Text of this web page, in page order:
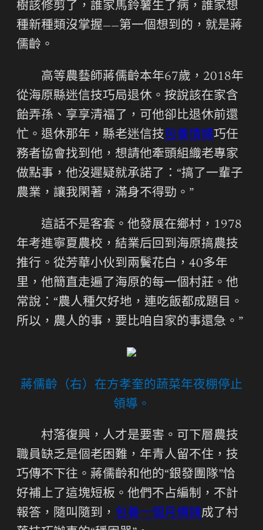
樹該修剪了，誰家馬鈴薯生了病，誰家想
種新種類沒掌握——第一個想到的，就是蔣
儒齡。
高等農藝師蔣儒齡本年67歲，2018年
從海原縣迷信技巧局退休。按說該在家含
飴弄孫、享享清福了，可他卻比退休前還
忙。退休那年，縣老迷信技包養情婦巧任
務者協會找到他，想請他牽頭組織老專家
做點事，他沒遲疑就承諾了：“搞了一輩子
農業，讓我閑著，滿身不得勁。”
這話不是客套。他發展在鄉村，1978
年考進寧夏農校，結業后回到海原搞農技
推行。從芳華小伙到兩鬢花白，40多年
里，他簡直走遍了海原的每一個村莊。他
常說：“農人種欠好地，連吃飯都成題目。
所以，農人的事，要比咱自家的事還急。”
蔣儒齡（右）在方孝奎的蔬菜年夜棚停止
領導。
村落復興，人才是要害。可下層農技
職員缺乏是個老困難，年青人留不住，技
巧傳不下往。蔣儒齡和他的“銀發團隊”恰
好補上了這塊短板。他們不占編制，不計
報答，隨叫隨到， 包養一個月價錢成了村